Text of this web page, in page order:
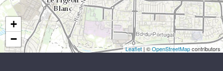
+
−
Leaflet| ©OpenStreetMapcontributors